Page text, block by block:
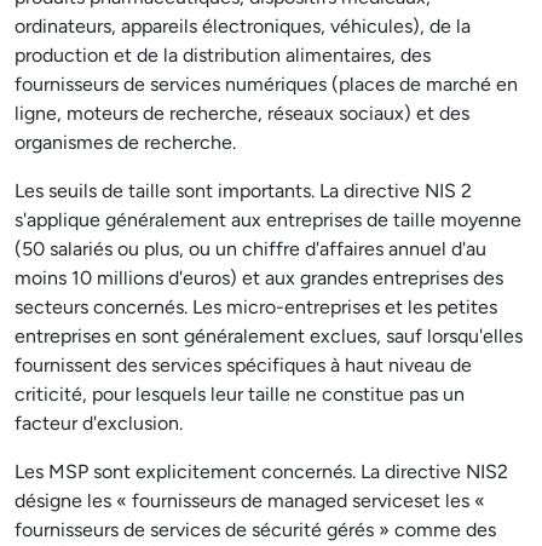
ordinateurs, appareils électroniques, véhicules), de la
production et de la distribution alimentaires, des
fournisseurs de services numériques (places de marché en
ligne, moteurs de recherche, réseaux sociaux) et des
organismes de recherche.
Les seuils de taille sont importants. La directive NIS 2
s'applique généralement aux entreprises de taille moyenne
(50 salariés ou plus, ou un chiffre d'affaires annuel d'au
moins 10 millions d'euros) et aux grandes entreprises des
secteurs concernés. Les micro-entreprises et les petites
entreprises en sont généralement exclues, sauf lorsqu'elles
fournissent des services spécifiques à haut niveau de
criticité, pour lesquels leur taille ne constitue pas un
facteur d'exclusion.
Les MSP sont explicitement concernés. La directive NIS2
désigne les « fournisseurs de managed serviceset les «
fournisseurs de services de sécurité gérés » comme des